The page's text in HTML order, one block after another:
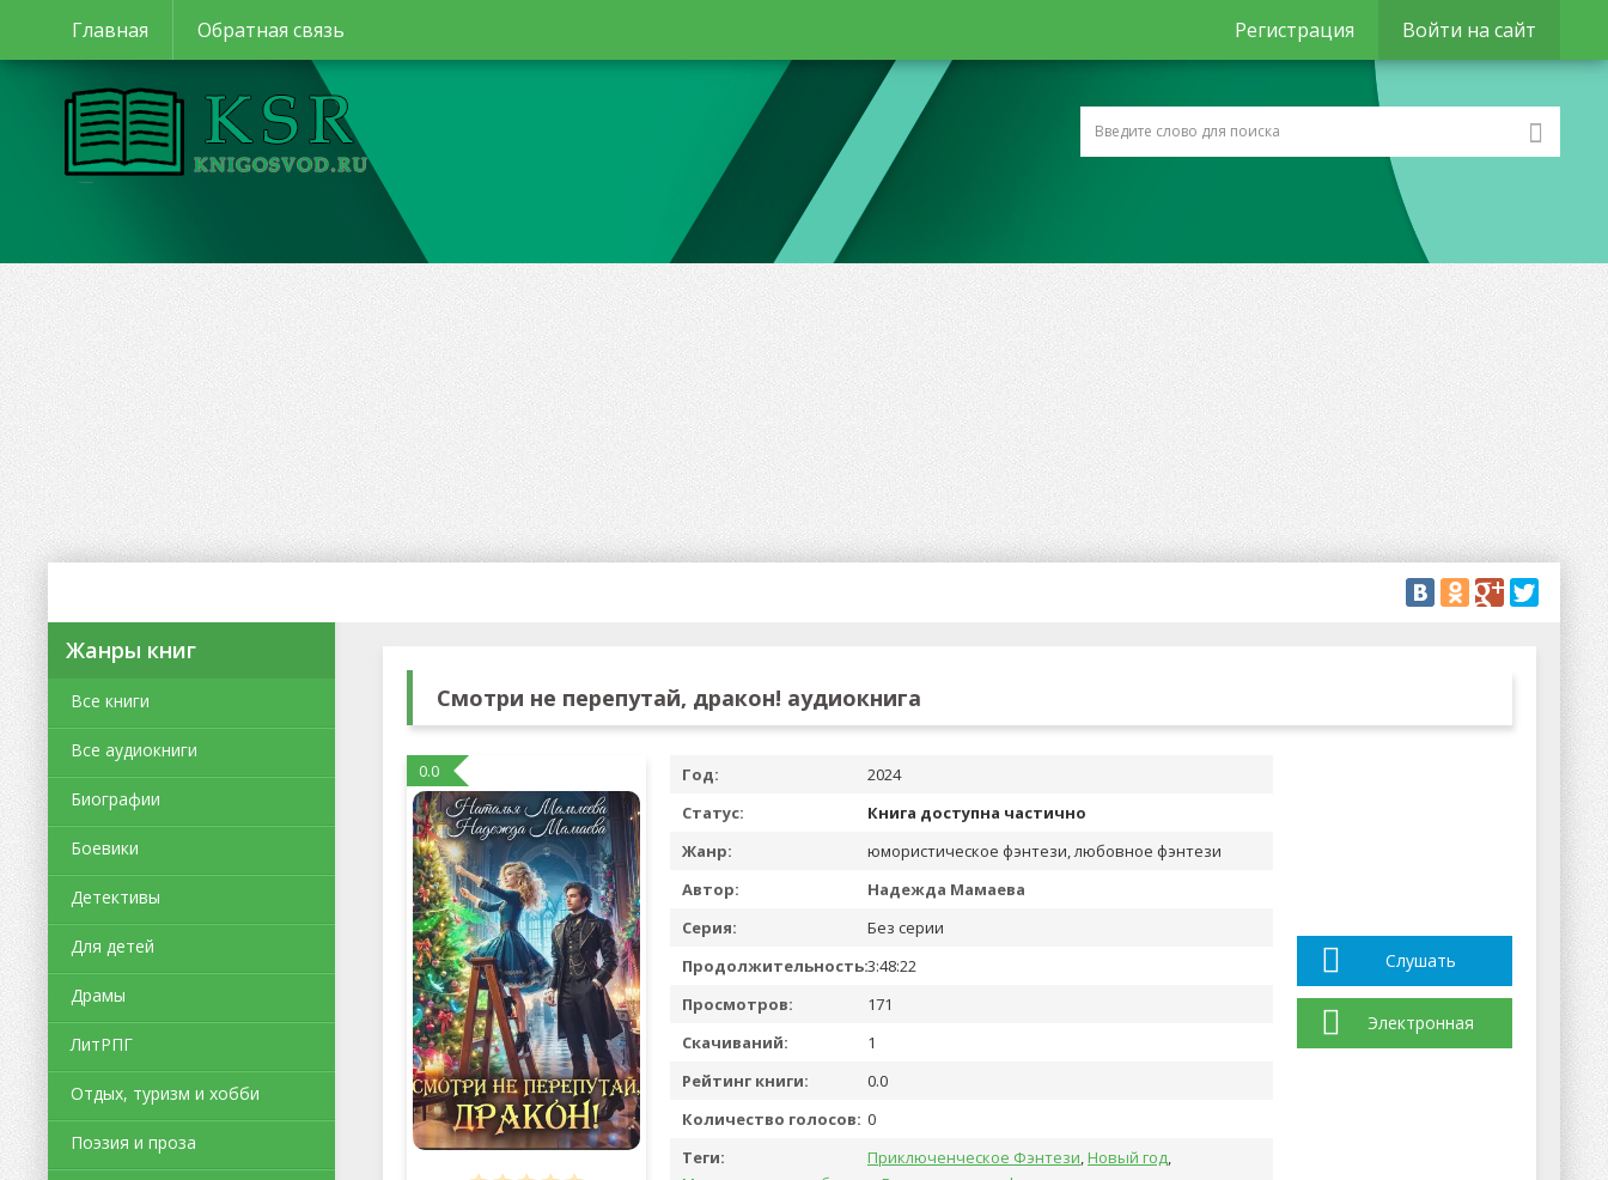
Главная Обратная связь Регистрация Войти на сайт
Жанры книг
Все книги
Все аудиокниги
Биографии
Боевики
Детективы
Для детей
Драмы
ЛитРПГ
Отдых, туризм и хобби
Поэзия и проза
Смотри не перепутай, дракон! аудиокнига
0.0 Год:
2024
Статус:
Книга доступна частично
Жанр:
юмористическое фэнтези, любовное фэнтези
Автор:
Надежда Мамаева
Серия:
Без серии
Продолжительность:3:48:22
Просмотров:
171
Скачиваний:
1
Рейтинг книги:
0.0
Количество голосов: 0
Теги:
Приключенческое Фэнтези,Новый год,
Слушать
Электронная